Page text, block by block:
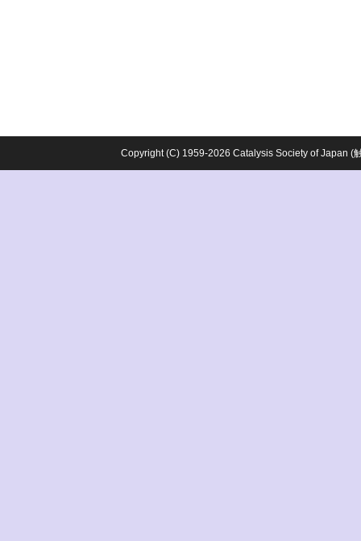
Copyright (C) 1959-2026 Catalysis Society of Japan (